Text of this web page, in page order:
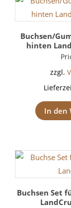
Buchsen/
hinten
zzgl.
In den
Buchsen Set